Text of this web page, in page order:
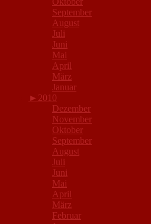
September
August
Juli
Juni
Mai
April
März
Januar
► 2010
Dezember
November
Oktober
September
August
Juli
Juni
Mai
April
März
Februar